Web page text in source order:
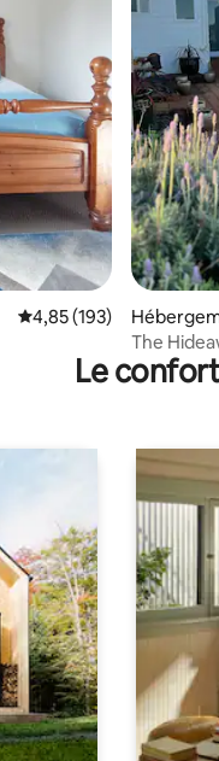
Évaluation moyenne sur
4,85 (193)
ach
The
Le